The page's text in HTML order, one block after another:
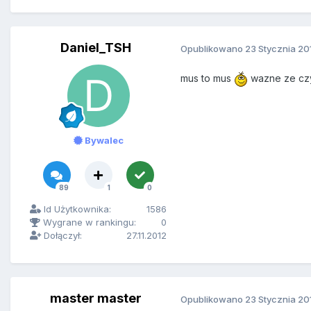
Daniel_TSH
Bywalec
89 1 0
Id Użytkownika:
1586
Wygrane w rankingu:
0
Dołączył:
27.11.2012
Opublikowano 23 Stycznia
mus to mus wazne ze
master master Opublikowano 23 Stycznia